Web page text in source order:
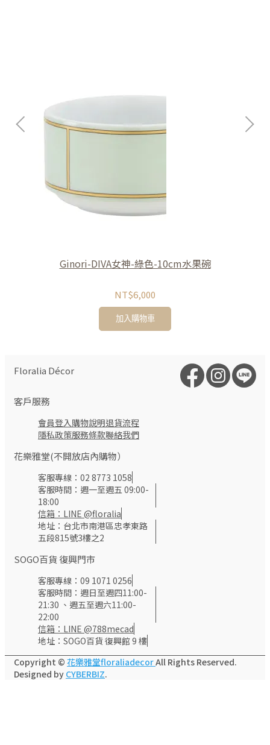
Ginori-DIVA女神-綠色-10cm水果碗
NT$6,000
加入購物車
Floralia Décor
客戶服務
會員登入購物說明退貨流程
隱私政策服務條款聯絡我們
花樂雅堂(不開放店內購物）
客服專線：02 8773 1058
客服時間：週一至週五 09:00-
18:00
信箱：LINE @floralia
地址：台北市南港區忠孝東路
五段815號3樓之2
SOGO百貨 復興門市
客服專線：09 1071 0256
客服時間：週日至週四11:00-
21:30 、週五至週六11:00-
22:00
信箱：LINE @788mecad
地址：SOGO百貨 復興館 9 樓
Copyright © 花樂雅堂floraliadecorAll Rights Reserved.
Designed by CYBERBIZ.